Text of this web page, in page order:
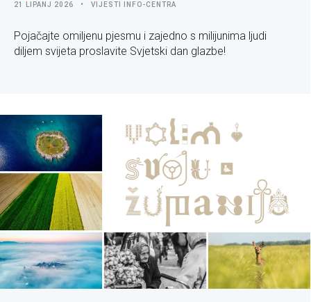
21 LIPANJ 2026 VIJESTI INFO-CENTRA
Pojačajte omiljenu pjesmu i zajedno s milijunima ljudi
diljem svijeta proslavite Svjetski dan glazbe!